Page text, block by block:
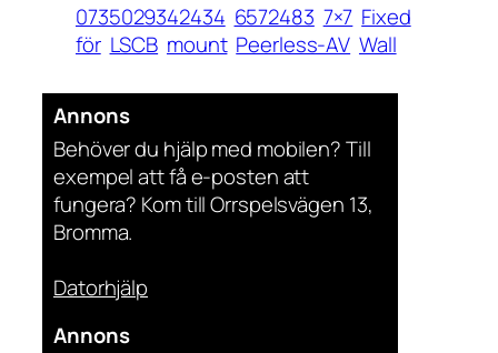
0735029342434 6572483 7×7 Fixed
för LSCB mount Peerless-AV Wall
Annons
Behöver du hjälp med mobilen? Till
exempel att få e-posten att
fungera? Kom till Orrspelsvägen 13,
Bromma.
Datorhjälp
Annons